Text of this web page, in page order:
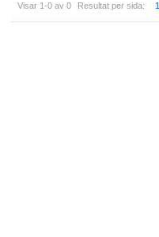
Visar 1-0 av 0 Resultat per sida: